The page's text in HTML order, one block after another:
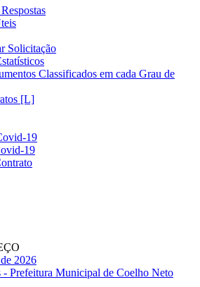
Solicitação
Classificados em cada Grau de
[L]
19
19
2026